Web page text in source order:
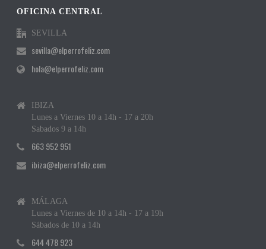
OFICINA CENTRAL
SEVILLA
sevilla@elperrofeliz.com
hola@elperrofeliz.com
IBIZA
Lunes a Viernes 10 a 14h - 17 a 20h
Sabados 9 a 14h
663 952 951
ibiza@elperrofeliz.com
MÁLAGA
Lunes a Viernes de 10 a 14h - 17 a 19h
Sábados de 10 a 14h
644 478 923